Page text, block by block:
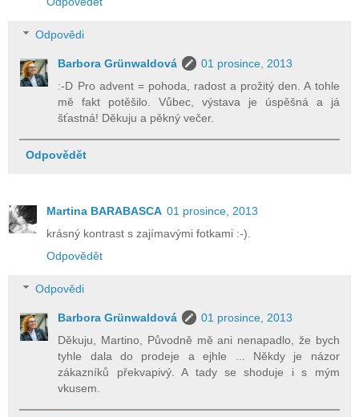
Odpovědi
Barbora Grünwaldová
01 prosince, 2013
:-D Pro advent = pohoda, radost a prožitý den. A tohle
mě fakt potěšilo. Vůbec, výstava je úspěšná a já
šťastná! Děkuju a pěkný večer.
Odpovědět
Martina BARABASCA 01 prosince, 2013
krásný kontrast s zajímavými fotkami :-).
Odpovědět
Odpovědi
Barbora Grünwaldová
01 prosince, 2013
Děkuju, Martino, Původně mě ani nenapadlo, že bych
tyhle dala do prodeje a ejhle ... Někdy je názor
zákazníků překvapivý. A tady se shoduje i s mým
vkusem.